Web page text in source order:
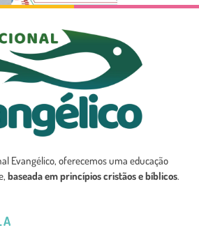
Evangélico, oferecemos uma educação
baseada em princípios cristãos e bíblicos.